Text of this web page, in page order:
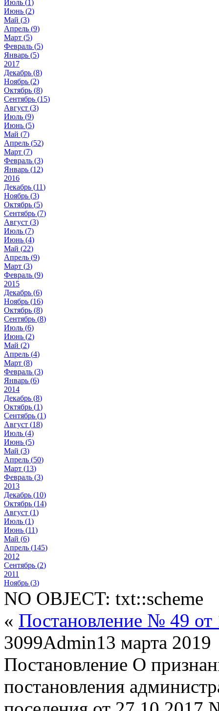
Июль (1)
Июнь (2)
Май (3)
Апрель (9)
Март (5)
Февраль (5)
Январь (5)
2017
Декабрь (8)
Ноябрь (2)
Октябрь (8)
Сентябрь (15)
Август (3)
Июль (9)
Июнь (5)
Май (7)
Апрель (52)
Март (7)
Февраль (3)
Январь (12)
2016
Декабрь (11)
Ноябрь (3)
Октябрь (5)
Сентябрь (7)
Август (3)
Июль (7)
Июнь (4)
Май (22)
Апрель (9)
Март (3)
Февраль (9)
2015
Декабрь (6)
Ноябрь (16)
Октябрь (8)
Сентябрь (8)
Июль (6)
Июнь (2)
Май (2)
Апрель (4)
Март (8)
Февраль (3)
Январь (6)
2014
Декабрь (8)
Октябрь (1)
Сентябрь (1)
Август (18)
Июль (4)
Июнь (5)
Май (3)
Апрель (50)
Март (13)
Февраль (3)
2013
Декабрь (10)
Октябрь (14)
Август (1)
Июль (1)
Июнь (11)
Май (6)
Апрель (145)
2012
Сентябрь (2)
2011
Ноябрь (3)
NO OBJECT: txt::scheme
« Постановление № 49 от
3099Admin13 марта 2019
Постановление О
постановления